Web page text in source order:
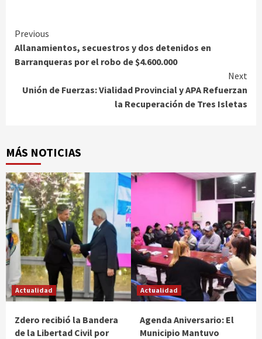
Continue
Reading
Previous
Allanamientos, secuestros y dos detenidos en
Barranqueras por el robo de $4.600.000
Next
Unión de Fuerzas: Vialidad Provincial y APA Refuerzan
la Recuperación de Tres Isletas
MÁS NOTICIAS
Actualidad
Zdero recibió la Bandera
de la Libertad Civil por
Actualidad
Agenda Aniversario: El
Municipio Mantuvo